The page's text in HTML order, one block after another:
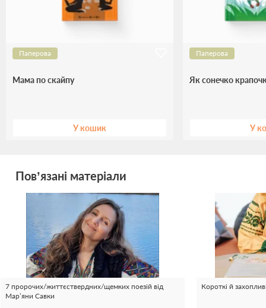
Паперова
Мама по скайпу
У кошик
Паперова
Як сонечко
У
Пов’язані матеріали
7 пророчих/життєствердних/щемких поезій від
Мар’яни Савки
Короткі й